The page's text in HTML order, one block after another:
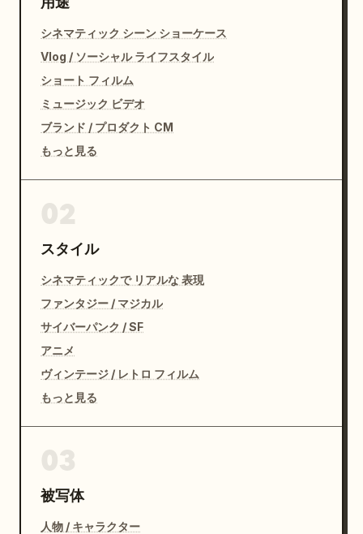
シネマティック シーン ショーケース
Vlog / ソーシャル ライフスタイル
ショート フィルム
ミュージック ビデオ
ブランド / プロダクト CM
もっと見る
スタイル
シネマティックで リアルな 表現
ファンタジー / マジカル
サイバーパンク / SF
アニメ
ヴィンテージ / レトロ フィルム
もっと見る
被写体
人物 / キャラクター